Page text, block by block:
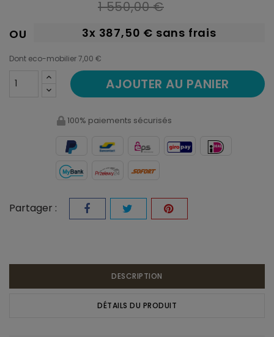
1 550,00 €
OU 3x 387,50 € sans frais
Dont eco-mobilier 7,00 €
AJOUTER AU PANIER
100% paiements sécurisés
Partager :
DESCRIPTION
DÉTAILS DU PRODUIT